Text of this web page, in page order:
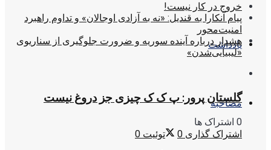
یادداشت
مصاحبه
خروج در کار نیست!
پیام آنکارا به قندیل: «نه به آزادی اوجالان» و تداوم راهبرد
امنیت‌محور
هشدار درباره آینده سوریه و ضرورت جلوگیری از سناریوی
«لیبیایی‌شدن»
گلستان پرور: پ ک ک چیزی جز دروغ نیست
0 اشتراک ها
اشتراک گذاری 0 توئیت 0